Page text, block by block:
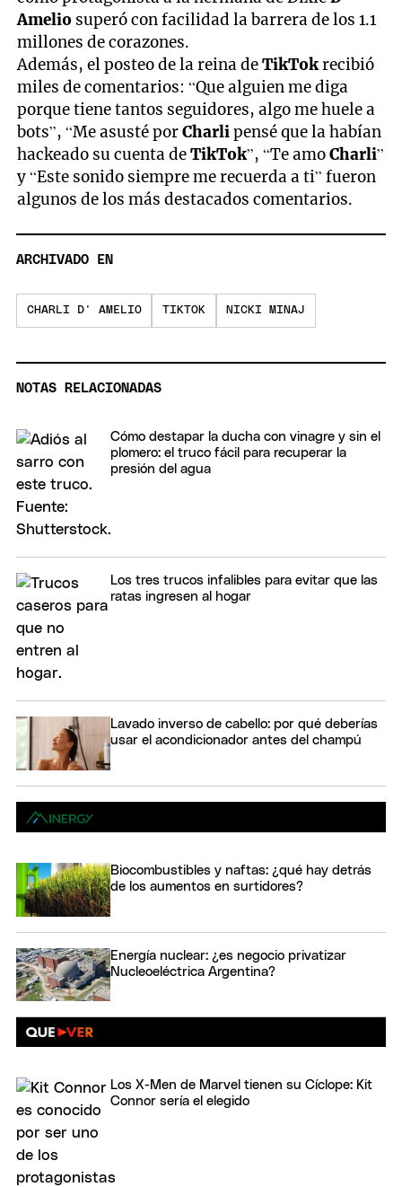
Amelio superó con facilidad la barrera de los 1.1
millones de corazones.
Además, el posteo de la reina deTikTokrecibió
miles de comentarios: “Que alguien me diga
porque tiene tantos seguidores, algo me huele a
bots”, “Me asusté porCharlipensé que la habían
hackeado su cuenta deTikTok”, “Te amoCharli”
y “Este sonido siempre me recuerda a ti” fueron
algunos de los más destacados comentarios.
ARCHIVADO EN
CHARLI D' AMELIO TIKTOK NICKI MINAJ
NOTAS RELACIONADAS
Cómo destapar la ducha con vinagre y sin el
plomero: el truco fácil para recuperar la
presión del agua
Los tres trucos infalibles para evitar que las
ratas ingresen al hogar
Lavado inverso de cabello: por qué deberías
usar el acondicionador antes del champú
Biocombustibles y naftas: ¿qué hay detrás
de los aumentos en surtidores?
Energía nuclear: ¿es negocio privatizar
Nucleoeléctrica Argentina?
Los X-Men de Marvel tienen su Cíclope: Kit
Connor sería el elegido